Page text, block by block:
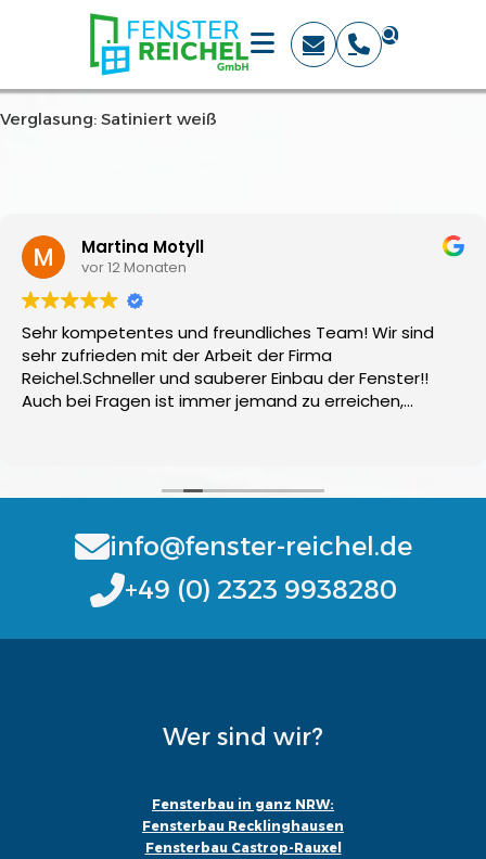
Verglasung: Satiniert weiß
Martina Motyll
vor 12 Monaten
Sehr kompetentes und freundliches Team! Wir sind
sehr zufrieden mit der Arbeit der Firma
Reichel.Schneller und sauberer Einbau der Fenster!!
Auch bei Fragen ist immer jemand zu erreichen,
info@fenster-reichel.de
+49 (0) 2323 9938280
Wer sind wir?
Fensterbau in ganz NRW:
Fensterbau Recklinghausen
Fensterbau Castrop-Rauxel